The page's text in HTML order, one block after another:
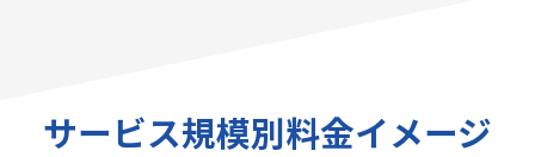
サービス規模別料金イメージ